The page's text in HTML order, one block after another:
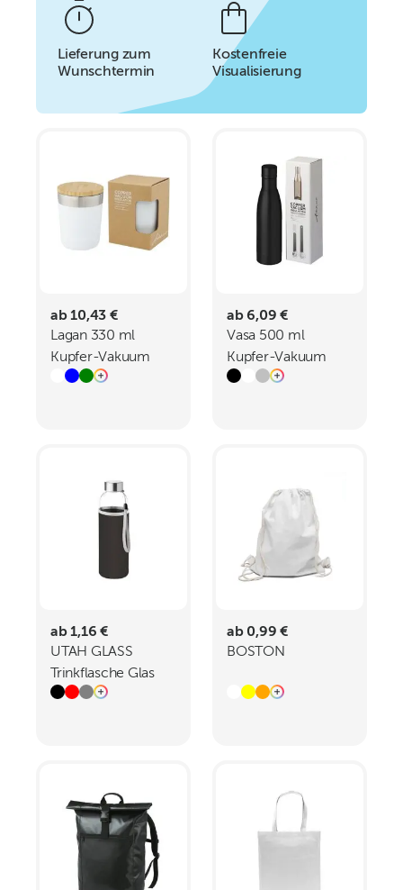
Lieferung zum
Wunschtermin
Kostenfreie
Visualisierung
ab 10,43 €
Lagan 330 ml
Kupfer-Vakuum
Isolierbecher mit
ab 6,09 €
Vasa 500 ml
Kupfer-Vakuum
Isolierflasche
ab 1,16 €
UTAH GLASS
Trinkflasche Glas
500 ml
ab 0,99 €
BOSTON